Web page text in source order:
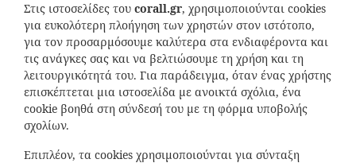
Στις ιστοσελίδες του corall.gr, χρησιμοποιούνται cookies
για ευκολότερη πλοήγηση των χρηστών στον ιστότοπο,
για τον προσαρμόσουμε καλύτερα στα ενδιαφέροντα και
τις ανάγκες σας και να βελτιώσουμε τη χρήση και τη
λειτουργικότητά του. Για παράδειγμα, όταν ένας χρήστης
επισκέπτεται μια ιστοσελίδα με ανοικτά σχόλια, ένα
cookie βοηθά στη σύνδεσή του με τη φόρμα υποβολής
σχολίων.
Επιπλέον, τα cookies χρησιμοποιούνται για σύνταξη